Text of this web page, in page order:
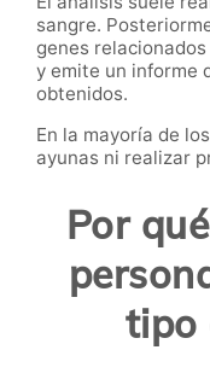
sangre.
genes
y emite un informe
obtenidos.
En la mayoría de
ayunas ni realizar
Por
tipo